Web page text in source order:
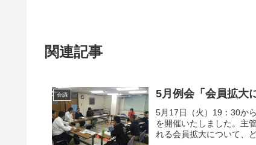
関連記事
会議 5月例会「会員拡大
5月17日（火）19：30か
を開催いたしました。主
れる会員拡大について、